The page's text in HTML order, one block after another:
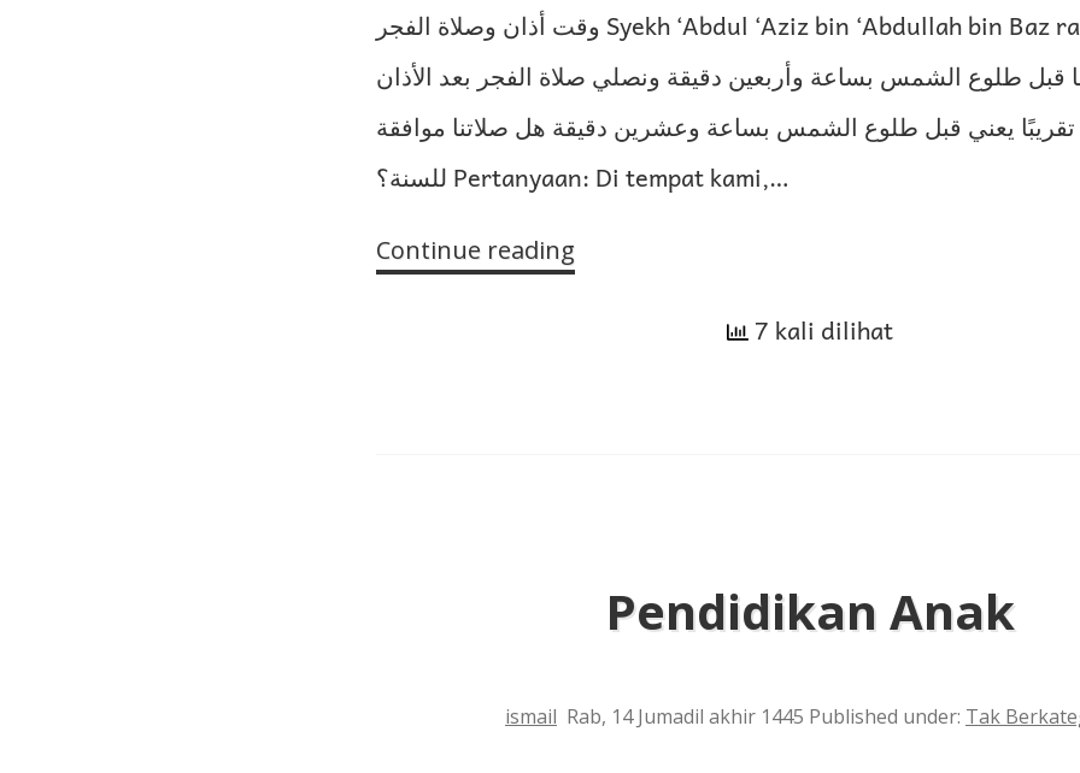
وقت أذان وصلاة الفجر Syekh ‘Abdul ‘Aziz bin ‘Abdullah bin Baz rahimahullah س:
قبل طلوع الشمس بساعة وأربعين دقيقة ونصلي صلاة الفجر بعد الأذان
يعني قبل طلوع الشمس بساعة وعشرين دقيقة هل صلاتنا موافقة
للسنة؟ Pertanyaan: Di tempat kami,…
Continue reading
7 kali dilihat
Pendidikan Anak
ismail Rab, 14 Jumadil akhir 1445 Published under: Tak